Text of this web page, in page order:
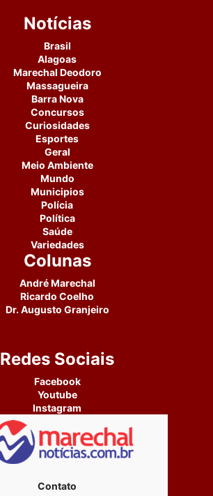
Notícias
Brasil
Alagoas
Marechal Deodoro
Massagueira
Barra Nova
Concursos
Curiosidades
Esportes
Geral
Meio Ambiente
Mundo
Municipios
Polícia
Política
Saúde
Variedades
Colunas
André Marechal
Ricardo Coelho
Dr. Augusto Granjeiro
Redes Sociais
Facebook
Youtube
Instagram
Contato